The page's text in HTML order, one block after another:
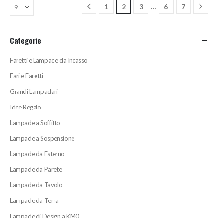
1 2 3 … 6 7
Categorie
Faretti e Lampade da Incasso
Fari e Faretti
Grandi Lampadari
Idee Regalo
Lampade a Soffitto
Lampade a Sospensione
Lampade da Esterno
Lampade da Parete
Lampade da Tavolo
Lampade da Terra
Lampade di Design a KM0